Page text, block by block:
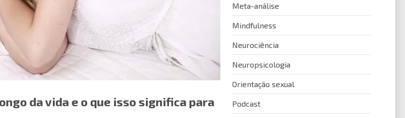
da vida e o que isso significa para
Meta-análise
Mindfulness
Neurociência
Neuropsicologia
Orientação sexual
Podcast